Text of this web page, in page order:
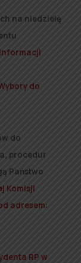
na niedzielę
do
do
procedur
Państwo
Komisji
adresem:
RP w